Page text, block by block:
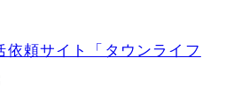
依頼サイト「タウンライフ